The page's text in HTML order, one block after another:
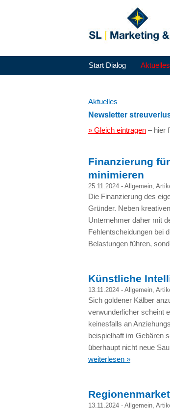
Start Dialog Aktuelles
Aktuelles
Newsletter
» Gleich eintragen – hier
Finanzierung
minimieren
25.11.2024 - Allgemein,
Die Finanzierung des
Gründer. Neben
Unternehmer daher mit
Fehlentscheidungen bei
Belastungen führen,
Künstliche
13.11.2024 - Allgemein,
Sich goldener Kälber
verwunderlicher scheint
keinesfalls an
beispielhaft im Gebären
überhaupt nicht neue
weiterlesen »
13.11.2024 - Allgemein,